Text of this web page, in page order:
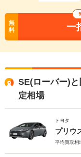
無
料
一
SE(ローバー)
定相場
トヨタ
プリウ
平均買取相